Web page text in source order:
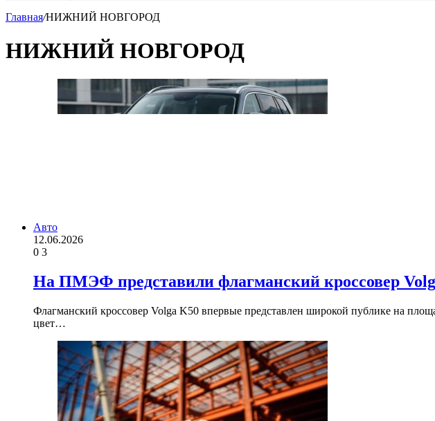
Главная/НИЖНИЙ НОВГОРОД
НИЖНИЙ НОВГОРОД
Авто
12.06.2026
0 3
На ПМЭФ представили флагманский кроссовер
Флагманский кроссовер Volga K50 впервые представлен широкой публике на
цвет…